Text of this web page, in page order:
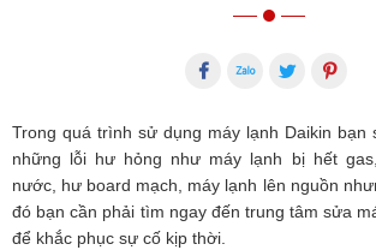
Trong quá trình sử dụng máy lạnh Daikin bạn
những lỗi hư hỏng như máy lạnh bị hết
nước, hư board mạch, máy lạnh lên nguồn
đó bạn cần phải tìm ngay đến trung tâm sửa
để khắc phục sự cố kịp thời.